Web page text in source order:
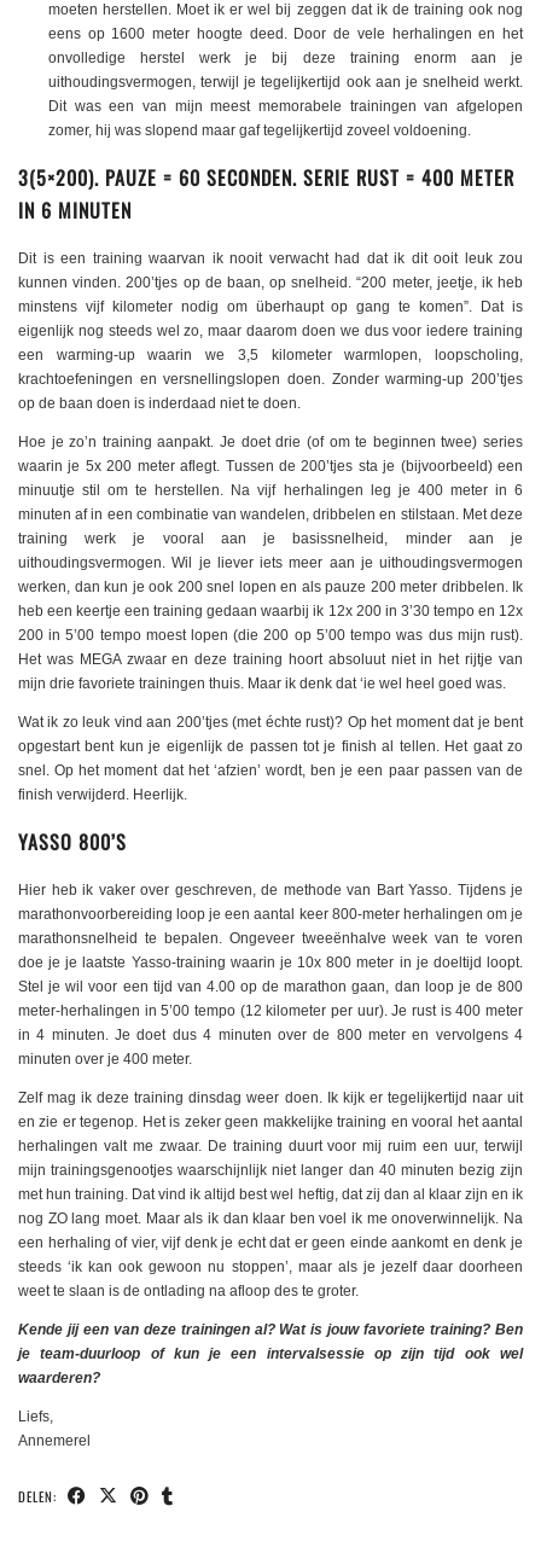
moeten herstellen. Moet ik er wel bij zeggen dat ik de training ook nog
eens op 1600 meter hoogte deed. Door de vele herhalingen en het
onvolledige herstel werk je bij deze training enorm aan je
uithoudingsvermogen, terwijl je tegelijkertijd ook aan je snelheid werkt.
Dit was een van mijn meest memorabele trainingen van afgelopen
zomer, hij was slopend maar gaf tegelijkertijd zoveel voldoening.
3(5×200). PAUZE = 60 SECONDEN. SERIE RUST = 400 METER
IN 6 MINUTEN
Dit is een training waarvan ik nooit verwacht had dat ik dit ooit leuk zou
kunnen vinden. 200’tjes op de baan, op snelheid. “200 meter, jeetje, ik heb
minstens vijf kilometer nodig om überhaupt op gang te komen”. Dat is
eigenlijk nog steeds wel zo, maar daarom doen we dus voor iedere training
een warming-up waarin we 3,5 kilometer warmlopen, loopscholing,
krachtoefeningen en versnellingslopen doen. Zonder warming-up 200’tjes
op de baan doen is inderdaad niet te doen.
Hoe je zo’n training aanpakt. Je doet drie (of om te beginnen twee) series
waarin je 5x 200 meter aflegt. Tussen de 200’tjes sta je (bijvoorbeeld) een
minuutje stil om te herstellen. Na vijf herhalingen leg je 400 meter in 6
minuten af in een combinatie van wandelen, dribbelen en stilstaan. Met deze
training werk je vooral aan je basissnelheid, minder aan je
uithoudingsvermogen. Wil je liever iets meer aan je uithoudingsvermogen
werken, dan kun je ook 200 snel lopen en als pauze 200 meter dribbelen. Ik
heb een keertje een training gedaan waarbij ik 12x 200 in 3’30 tempo en 12x
200 in 5’00 tempo moest lopen (die 200 op 5’00 tempo was dus mijn rust).
Het was MEGA zwaar en deze training hoort absoluut niet in het rijtje van
mijn drie favoriete trainingen thuis. Maar ik denk dat ‘ie wel heel goed was.
Wat ik zo leuk vind aan 200’tjes (met échte rust)? Op het moment dat je bent
opgestart bent kun je eigenlijk de passen tot je finish al tellen. Het gaat zo
snel. Op het moment dat het ‘afzien’ wordt, ben je een paar passen van de
finish verwijderd. Heerlijk.
YASSO 800’S
Hier heb ik vaker over geschreven, de methode van Bart Yasso. Tijdens je
marathonvoorbereiding loop je een aantal keer 800-meter herhalingen om je
marathonsnelheid te bepalen. Ongeveer tweeënhalve week van te voren
doe je je laatste Yasso-training waarin je 10x 800 meter in je doeltijd loopt.
Stel je wil voor een tijd van 4.00 op de marathon gaan, dan loop je de 800
meter-herhalingen in 5’00 tempo (12 kilometer per uur). Je rust is 400 meter
in 4 minuten. Je doet dus 4 minuten over de 800 meter en vervolgens 4
minuten over je 400 meter.
Zelf mag ik deze training dinsdag weer doen. Ik kijk er tegelijkertijd naar uit
en zie er tegenop. Het is zeker geen makkelijke training en vooral het aantal
herhalingen valt me zwaar. De training duurt voor mij ruim een uur, terwijl
mijn trainingsgenootjes waarschijnlijk niet langer dan 40 minuten bezig zijn
met hun training. Dat vind ik altijd best wel heftig, dat zij dan al klaar zijn en ik
nog ZO lang moet. Maar als ik dan klaar ben voel ik me onoverwinnelijk. Na
een herhaling of vier, vijf denk je echt dat er geen einde aankomt en denk je
steeds ‘ik kan ook gewoon nu stoppen’, maar als je jezelf daar doorheen
weet te slaan is de ontlading na afloop des te groter.
Kende jij een van deze trainingen al? Wat is jouw favoriete training? Ben
je team-duurloop of kun je een intervalsessie op zijn tijd ook wel
waarderen?
Liefs,
Annemerel
DELEN: